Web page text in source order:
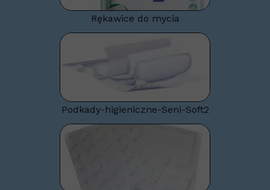
Rękawice do mycia
Podkady-higieniczne-Seni-Soft2